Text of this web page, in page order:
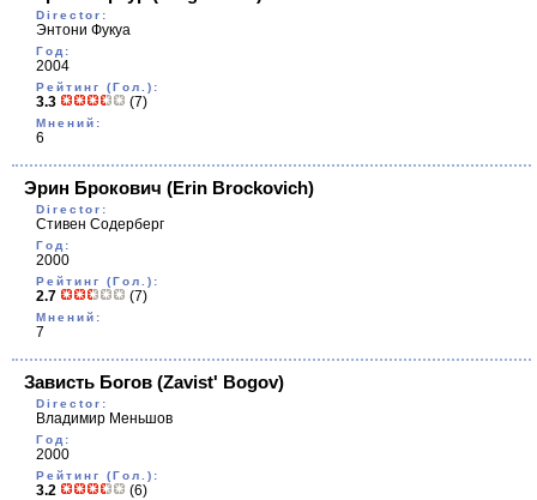
Director:
Энтони Фукуа
Год:
2004
Рейтинг (Гол.):
3.3 (7)
Мнений:
6
Эрин Брокович (Erin Brockovich)
Director:
Стивен Содерберг
Год:
2000
Рейтинг (Гол.):
2.7 (7)
Мнений:
7
Зависть Богов (Zavist' Bogov)
Director:
Владимир Меньшов
Год:
2000
Рейтинг (Гол.):
3.2 (6)